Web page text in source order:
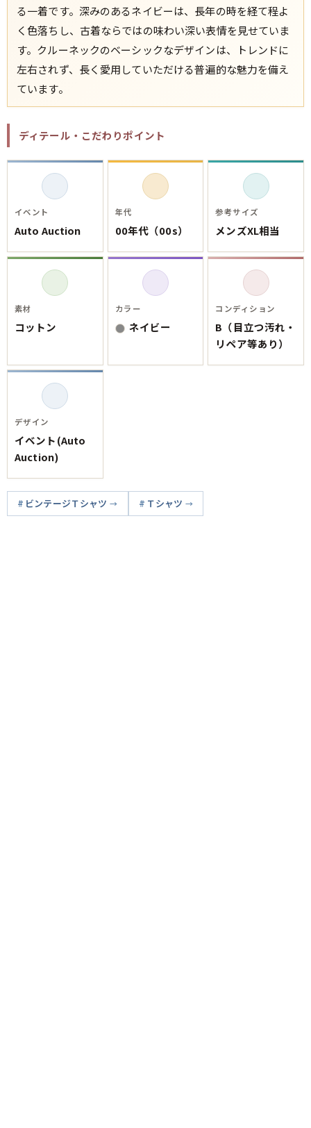
る一着です。深みのあるネイビーは、長年の時を経て程よ
く色落ちし、古着ならではの味わい深い表情を見せていま
す。クルーネックのベーシックなデザインは、トレンドに
左右されず、長く愛用していただける普遍的な魅力を備え
ています。
ディテール・こだわりポイント
イベント
Auto Auction
年代
00年代（00s）
参考サイズ
メンズXL相当
素材
コットン
カラー
ネイビー
コンディション
B（目立つ汚れ・
リペア等あり）
デザイン
イベント(Auto
Auction)
ビンテージＴシャツ Ｔシャツ